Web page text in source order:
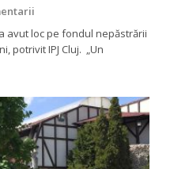
avut loc pe fondul nepăstrării
potrivit IPJ Cluj. „Un